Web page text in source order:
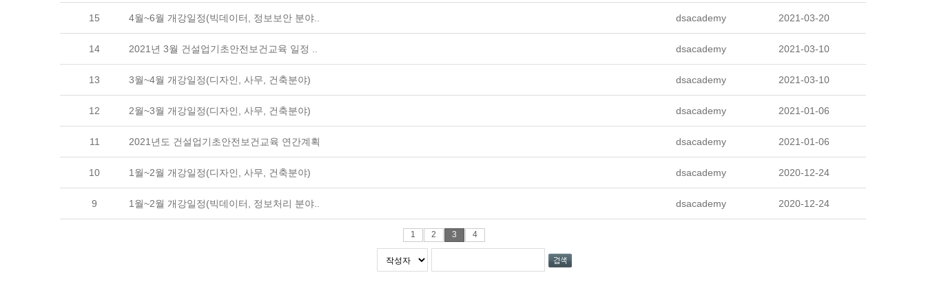
15 4월~6월 개강일정(빅데이터, 정보보안 분야.. dsacademy 2021-03-20
14 2021년 3월 건설업기초안전보건교육 일정 .. dsacademy 2021-03-10
13 3월~4월 개강일정(디자인, 사무, 건축분야) dsacademy 2021-03-10
12 2월~3월 개강일정(디자인, 사무, 건축분야) dsacademy 2021-01-06
11 2021년도 건설업기초안전보건교육 연간계획 dsacademy 2021-01-06
10 1월~2월 개강일정(디자인, 사무, 건축분야) dsacademy 2020-12-24
9 1월~2월 개강일정(빅데이터, 정보처리 분야.. dsacademy 2020-12-24
1 2 3 4